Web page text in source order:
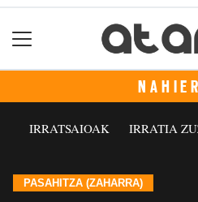
IRRATSAIOAK IRRATIA
PASAHITZA (ZAHARRA)